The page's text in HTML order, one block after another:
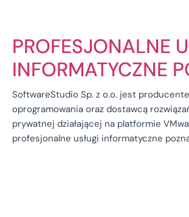
PROFESJONALNE
INFORMATYCZNE
SoftwareStudio Sp. z o.o. jest
oprogramowania oraz dostawcą
prywatnej działającej na platformie
profesjonalne usługi informatyczne